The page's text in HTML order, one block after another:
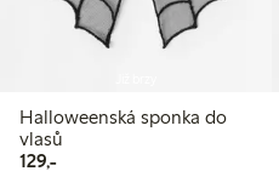
Halloweenská sponka do
vlasů
129,-129,00 Kč